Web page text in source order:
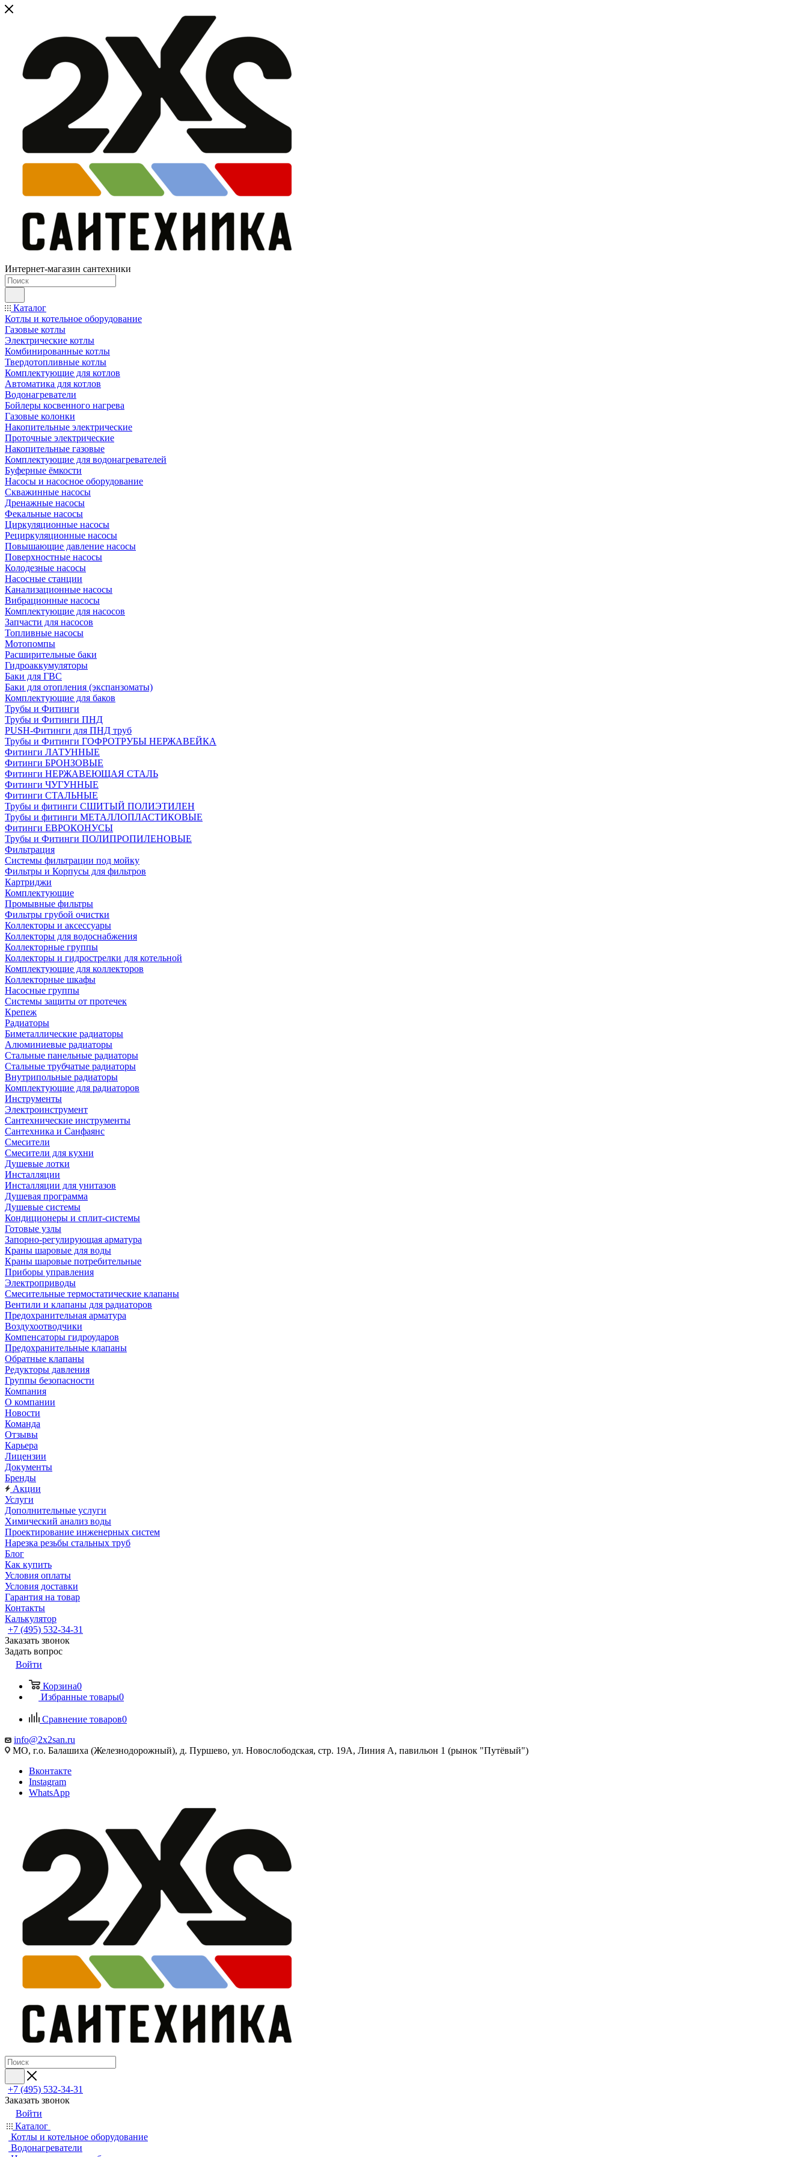
Интернет-магазин сантехники
Каталог
Котлы и котельное оборудование
Газовые котлы
Электрические котлы
Комбинированные котлы
Твердотопливные котлы
Комплектующие для котлов
Автоматика для котлов
Водонагреватели
Бойлеры косвенного нагрева
Газовые колонки
Накопительные электрические
Проточные электрические
Накопительные газовые
Комплектующие для водонагревателей
Буферные ёмкости
Насосы и насосное оборудование
Скважинные насосы
Дренажные насосы
Фекальные насосы
Циркуляционные насосы
Рециркуляционные насосы
Повышающие давление насосы
Поверхностные насосы
Колодезные насосы
Насосные станции
Канализационные насосы
Вибрационные насосы
Комплектующие для насосов
Запчасти для насосов
Топливные насосы
Мотопомпы
Расширительные баки
Гидроаккумуляторы
Баки для ГВС
Баки для отопления (экспанзоматы)
Комплектующие для баков
Трубы и Фитинги
Трубы и Фитинги ПНД
PUSH-Фитинги для ПНД труб
Трубы и Фитинги ГОФРОТРУБЫ НЕРЖАВЕЙКА
Фитинги ЛАТУННЫЕ
Фитинги БРОНЗОВЫЕ
Фитинги НЕРЖАВЕЮЩАЯ СТАЛЬ
Фитинги ЧУГУННЫЕ
Фитинги СТАЛЬНЫЕ
Трубы и фитинги СШИТЫЙ ПОЛИЭТИЛЕН
Трубы и фитинги МЕТАЛЛОПЛАСТИКОВЫЕ
Фитинги ЕВРОКОНУСЫ
Трубы и Фитинги ПОЛИПРОПИЛЕНОВЫЕ
Фильтрация
Системы фильтрации под мойку
Фильтры и Корпусы для фильтров
Картриджи
Комплектующие
Промывные фильтры
Фильтры грубой очистки
Коллекторы и аксессуары
Коллекторы для водоснабжения
Коллекторные группы
Коллекторы и гидрострелки для котельной
Комплектующие для коллекторов
Коллекторные шкафы
Насосные группы
Системы защиты от протечек
Крепеж
Радиаторы
Биметаллические радиаторы
Алюминиевые радиаторы
Стальные панельные радиаторы
Стальные трубчатые радиаторы
Внутрипольные радиаторы
Комплектующие для радиаторов
Инструменты
Электроинструмент
Сантехнические инструменты
Сантехника и Санфаянс
Смесители
Смесители для кухни
Душевые лотки
Инсталляции
Инсталляции для унитазов
Душевая программа
Душевые системы
Кондиционеры и сплит-системы
Готовые узлы
Запорно-регулирующая арматура
Краны шаровые для воды
Краны шаровые потребительные
Приборы управления
Электроприводы
Смесительные термостатические клапаны
Вентили и клапаны для радиаторов
Предохранительная арматура
Воздухоотводчики
Компенсаторы гидроударов
Предохранительные клапаны
Обратные клапаны
Редукторы давления
Группы безопасности
Компания
О компании
Новости
Команда
Отзывы
Карьера
Лицензии
Документы
Бренды
Акции
Услуги
Дополнительные услуги
Химический анализ воды
Проектирование инженерных систем
Нарезка резьбы стальных труб
Блог
Как купить
Условия оплаты
Условия доставки
Гарантия на товар
Контакты
Калькулятор
+7 (495) 532‑34‑31
Заказать звонок
Задать вопрос
Войти
Корзина0
Избранные товары0
Сравнение товаров0
info@2x2san.ru
МО, г.о. Балашиха (Железнодорожный), д. Пуршево, ул. Новослободская, стр. 19А, Линия А, павильон 1 (рынок "Путёвый")
Вконтакте
Instagram
WhatsApp
+7 (495) 532‑34‑31
Заказать звонок
Войти
Каталог
Котлы и котельное оборудование
Водонагреватели